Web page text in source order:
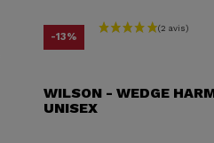
-13% Prix
Prix ​​habituel
WILSON - WEDGE
UNISEX